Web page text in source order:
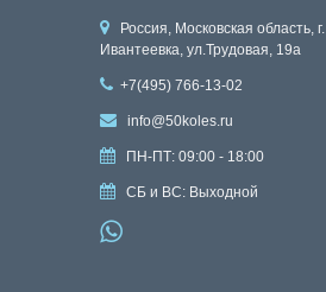
Россия, Московская область, г.
Ивантеевка, ул.Трудовая, 19а
+7(495) 766-13-02
info@50koles.ru
ПН-ПТ: 09:00 - 18:00
СБ и ВС: Выходной